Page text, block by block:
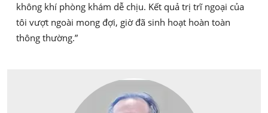
không khí phòng khám dễ chịu. Kết quả trị trĩ ngoại của
tôi vượt ngoài mong đợi, giờ đã sinh hoạt hoàn toàn
thông thường.”